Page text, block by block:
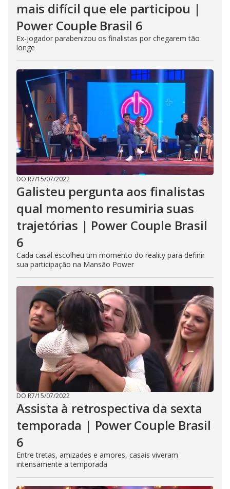
mais difícil que ele participou |
Power Couple Brasil 6
Ex-jogador parabenizou os finalistas por chegarem tão
longe
DO R7/15/07/2022
Galisteu pergunta aos finalistas
qual momento resumiria suas
trajetórias | Power Couple Brasil
6
Cada casal escolheu um momento do reality para definir
sua participação na Mansão Power
DO R7/15/07/2022
Assista à retrospectiva da sexta
temporada | Power Couple Brasil
6
Entre tretas, amizades e amores, casais viveram
intensamente a temporada